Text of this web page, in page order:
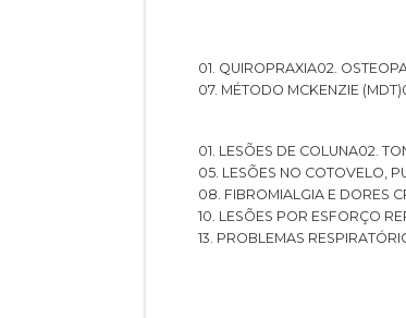
01. QUIROPRAXIA
02.
07. MÉTODO MCKENZIE (MDT)
01. LESÕES DE COLUNA
02.
05. LESÕES NO COTOVELO,
08. FIBROMIALGIA E DORES
10. LESÕES POR ESFORÇO
13. PROBLEMAS